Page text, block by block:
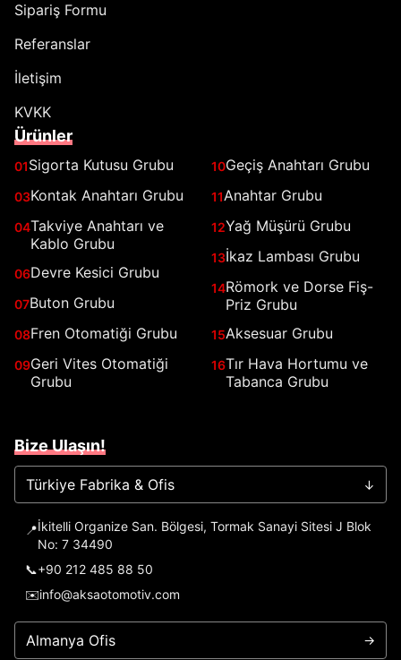
Sipariş Formu
Referanslar
İletişim
KVKK
Ürünler
01Sigorta Kutusu Grubu
03Kontak Anahtarı Grubu
04Takviye Anahtarı ve
Kablo Grubu
06Devre Kesici Grubu
07Buton Grubu
08Fren Otomatiği Grubu
09Geri Vites Otomatiği
Grubu
10Geçiş Anahtarı Grubu
11Anahtar Grubu
12Yağ Müşürü Grubu
13İkaz Lambası Grubu
14Römork ve Dorse Fiş-
Priz Grubu
15Aksesuar Grubu
16Tır Hava Hortumu ve
Tabanca Grubu
Bize Ulaşın!
Türkiye Fabrika & Ofis →
📍İkitelli Organize San. Bölgesi, Tormak Sanayi Sitesi J Blok
No: 7 34490
📞+90 212 485 88 50
✉️info@aksaotomotiv.com
Almanya Ofis →